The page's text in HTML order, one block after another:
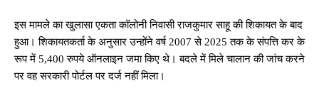
इस मामले का खुलासा एकता कॉलोनी निवासी राजकुमार साहू की शिकायत के बाद
हुआ। शिकायतकर्ता के अनुसार उन्होंने वर्ष 2007 से 2025 तक के संपत्ति कर के
रूप में 5,400 रुपये ऑनलाइन जमा किए थे। बदले में मिले चालान की जांच करने
पर वह सरकारी पोर्टल पर दर्ज नहीं मिला।